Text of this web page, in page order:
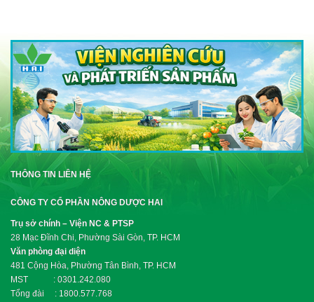
THÔNG TIN LIÊN HỆ
CÔNG TY CỔ PHẦN NÔNG DƯỢC HAI
Trụ sở chính – Viện NC & PTSP
28 Mạc Đĩnh Chi, Phường Sài Gòn, TP. HCM
Văn phòng đại diện
481 Cộng Hòa, Phường Tân Bình, TP. HCM
MST : 0301.242.080
Tổng đài : 1800.577.768